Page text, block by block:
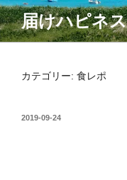
コ
ン
テ
届けハピネス
カテゴリー: 食レポ
投
2019-09-24